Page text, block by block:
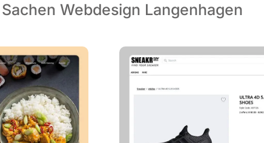
Webdesign Langenhagen